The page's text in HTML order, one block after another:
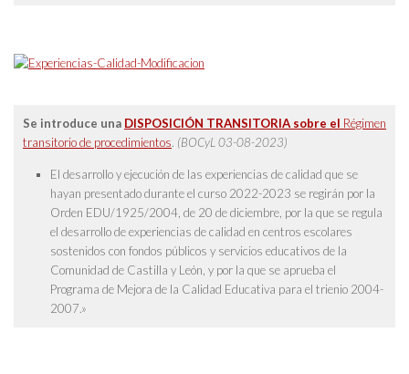
Se introduce una DISPOSICIÓN TRANSITORIA sobre el Régimen
transitorio de procedimientos. (BOCyL 03-08-2023)
El desarrollo y ejecución de las experiencias de calidad que se
hayan presentado durante el curso 2022-2023 se regirán por la
Orden EDU/1925/2004, de 20 de diciembre, por la que se regula
el desarrollo de experiencias de calidad en centros escolares
sostenidos con fondos públicos y servicios educativos de la
Comunidad de Castilla y León, y por la que se aprueba el
Programa de Mejora de la Calidad Educativa para el trienio 2004-
2007.»